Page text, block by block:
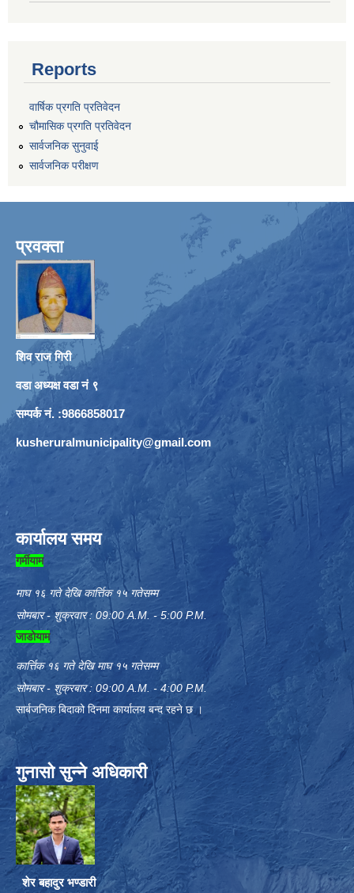
Reports
वार्षिक प्रगति प्रतिवेदन
चौमासिक प्रगति प्रतिवेदन
सार्वजनिक सुनुवाई
सार्वजनिक परीक्षण
प्रवक्ता
शिव राज गिरी
वडा अध्यक्ष वडा नं ९
सम्पर्क नं. :9866858017
kusheruralmunicipality@gmail.com
कार्यालय समय
गर्मीयाम
माघ १६ गते देखि कार्त्तिक १५ गतेसम्म
सोमबार - शुक्रवार : 09:00 A.M. - 5:00 P.M.
जाडोयाम
कार्त्तिक १६ गते देखि माघ १५ गतेसम्म
सोमबार - शुक्रबार : 09:00 A.M. - 4:00 P.M.
सार्बजनिक बिदाको दिनमा कार्यालय बन्द रहने छ ।
गुनासो सुन्ने अधिकारी
शेर बहादुर भण्डारी